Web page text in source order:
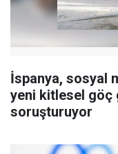
İspanya, sosyal
yeni kitlesel göç
soruşturuyor